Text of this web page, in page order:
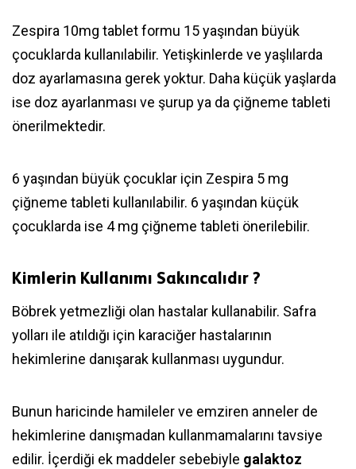
Zespira 10mg tablet formu 15 yaşından büyük
çocuklarda kullanılabilir. Yetişkinlerde ve yaşlılarda
doz ayarlamasına gerek yoktur. Daha küçük yaşlarda
ise doz ayarlanması ve şurup ya da çiğneme tableti
önerilmektedir.
6 yaşından büyük çocuklar için Zespira 5 mg
çiğneme tableti kullanılabilir. 6 yaşından küçük
çocuklarda ise 4 mg çiğneme tableti önerilebilir.
Kimlerin Kullanımı Sakıncalıdır ?
Böbrek yetmezliği olan hastalar kullanabilir. Safra
yolları ile atıldığı için karaciğer hastalarının
hekimlerine danışarak kullanması uygundur.
Bunun haricinde hamileler ve emziren anneler de
hekimlerine danışmadan kullanmamalarını tavsiye
edilir. İçerdiği ek maddeler sebebiyle galaktoz